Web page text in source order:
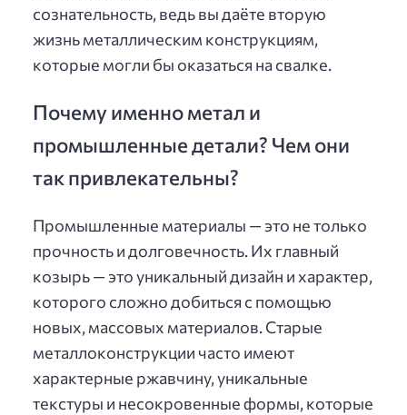
сознательность, ведь вы даёте вторую
жизнь металлическим конструкциям,
которые могли бы оказаться на свалке.
Почему именно метал и
промышленные детали? Чем они
так привлекательны?
Промышленные материалы — это не только
прочность и долговечность. Их главный
козырь — это уникальный дизайн и характер,
которого сложно добиться с помощью
новых, массовых материалов. Старые
металлоконструкции часто имеют
характерные ржавчину, уникальные
текстуры и несокровенные формы, которые